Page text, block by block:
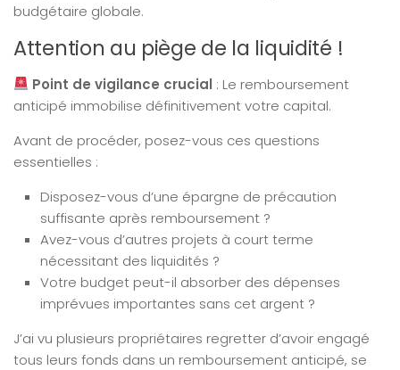
budgétaire globale.
Attention au piège de la liquidité !
Point de vigilance crucial : Le remboursement
anticipé immobilise définitivement votre capital.
Avant de procéder, posez-vous ces questions
essentielles :
Disposez-vous d’une épargne de précaution
suffisante après remboursement ?
Avez-vous d’autres projets à court terme
nécessitant des liquidités ?
Votre budget peut-il absorber des dépenses
imprévues importantes sans cet argent ?
J’ai vu plusieurs propriétaires regretter d’avoir engagé
tous leurs fonds dans un remboursement anticipé, se